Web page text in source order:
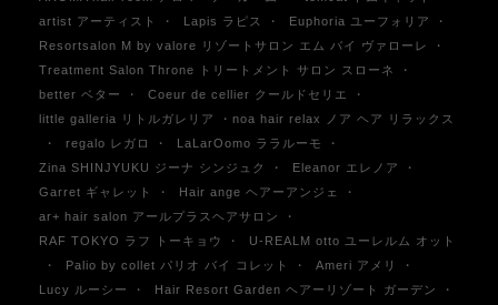
artist アーティスト
・ Lapis ラピス ・ Euphoria ユーフォリア
・
Resortsalon M by valore リゾートサロン エム バイ ヴァローレ
・
Treatment Salon Throne トリートメント サロン スローネ
・
better ベター
・ Coeur de cellier クールドセリエ
・
little galleria リトルガレリア ・noa hair relax ノア ヘア リラックス
・ regalo レガロ ・ LaLarOomo ララルーモ
・
Zina SHINJYUKU ジーナ シンジュク
・ Eleanor エレノア
・
Garret ギャレット
・ Hair ange ヘアーアンジェ
・
ar+ hair salon アールプラスヘアサロン
・
RAF TOKYO ラフ トーキョウ
・ U-REALM otto ユーレルム オット
・ Palio by collet パリオ バイ コレット ・ Ameri アメリ
・
Lucy ルーシー
・ Hair Resort Garden ヘアーリゾート ガーデン ・